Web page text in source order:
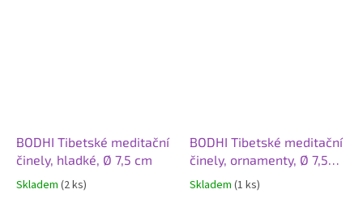
BODHI Tibetské meditační
činely, hladké, Ø 7,5 cm
Skladem (2 ks)
BODHI Tibetské meditační
činely, ornamenty, Ø 7,5
cm
Skladem (1 ks)